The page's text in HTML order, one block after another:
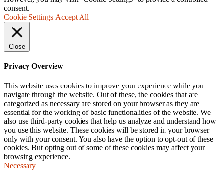
consent.
Cookie Settings Accept All
Close
Privacy Overview
This website uses cookies to improve your experience while you
navigate through the website. Out of these, the cookies that are
categorized as necessary are stored on your browser as they are
essential for the working of basic functionalities of the website. We
also use third-party cookies that help us analyze and understand how
you use this website. These cookies will be stored in your browser
only with your consent. You also have the option to opt-out of these
cookies. But opting out of some of these cookies may affect your
browsing experience.
Necessary